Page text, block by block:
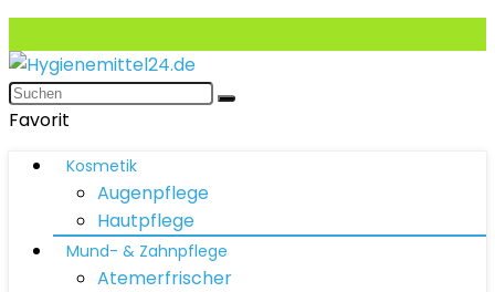
Favorit
Kosmetik
Augenpflege
Hautpflege
Mund- & Zahnpflege
Atemerfrischer